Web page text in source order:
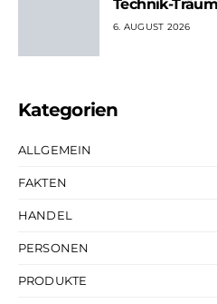
Technik-
6. AUGUST 2026
Kategorien
ALLGEMEIN
FAKTEN
HANDEL
PERSONEN
PRODUKTE